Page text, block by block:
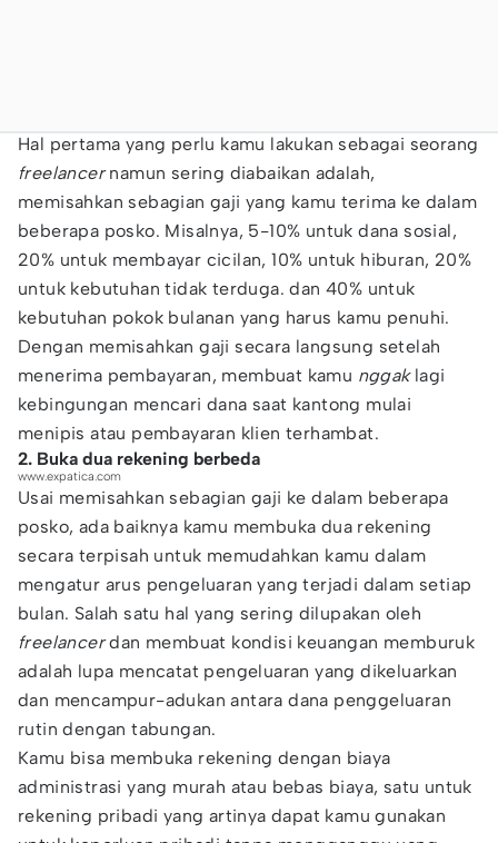
Hal pertama yang perlu kamu lakukan sebagai seorang
freelancernamun sering diabaikan adalah,
memisahkan sebagian gaji yang kamu terima ke dalam
beberapa posko. Misalnya, 5-10% untuk dana sosial,
20% untuk membayar cicilan, 10% untuk hiburan, 20%
untuk kebutuhan tidak terduga. dan 40% untuk
kebutuhan pokok bulanan yang harus kamu penuhi.
Dengan memisahkan gaji secara langsung setelah
menerima pembayaran, membuat kamu nggaklagi
kebingungan mencari dana saat kantong mulai
menipis atau pembayaran klien terhambat.
2. Buka dua rekening berbeda
www.expatica.com
Usai memisahkan sebagian gaji ke dalam beberapa
posko, ada baiknya kamu membuka dua rekening
secara terpisah untuk memudahkan kamu dalam
mengatur arus pengeluaran yang terjadi dalam setiap
bulan. Salah satu hal yang sering dilupakan oleh
freelancerdan membuat kondisi keuangan memburuk
adalah lupa mencatat pengeluaran yang dikeluarkan
dan mencampur-adukan antara dana penggeluaran
rutin dengan tabungan.
Kamu bisa membuka rekening dengan biaya
administrasi yang murah atau bebas biaya, satu untuk
rekening pribadi yang artinya dapat kamu gunakan